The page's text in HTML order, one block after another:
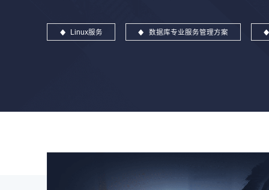
Linux服务 数据库专业服务管理方案